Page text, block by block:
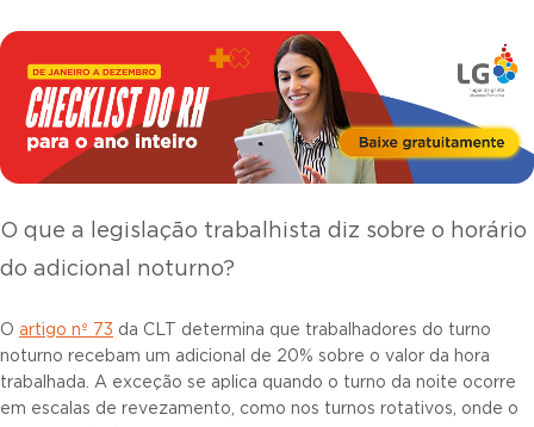
O que a legislação trabalhista diz sobre o horário
do adicional noturno?
O artigo nº 73 da CLT determina que trabalhadores do turno
noturno recebam um adicional de 20% sobre o valor da hora
trabalhada. A exceção se aplica quando o turno da noite ocorre
em escalas de revezamento, como nos turnos rotativos, onde o